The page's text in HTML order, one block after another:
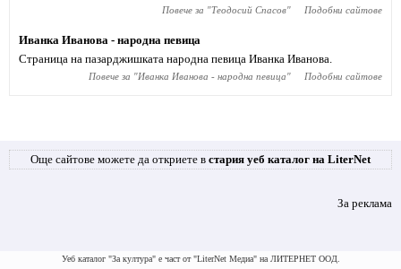
Повече за "Теодосий Спасов" Подобни сайтове
Иванка Иванова - народна певица
Страница на пазарджишката народна певица Иванка Иванова.
Повече за "Иванка Иванова - народна певица" Подобни сайтове
Още сайтове можете да откриете в стария уеб каталог на LiterNet
За реклама
Уеб каталог "За култура" е част от "LiterNet Медиа" на ЛИТЕРНЕТ ООД.